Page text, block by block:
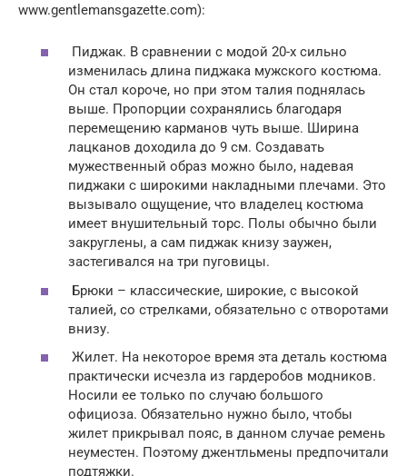
www.gentlemansgazette.com):
Пиджак. В сравнении с модой 20-х сильно
изменилась длина пиджака мужского костюма.
Он стал короче, но при этом талия поднялась
выше. Пропорции сохранялись благодаря
перемещению карманов чуть выше. Ширина
лацканов доходила до 9 см. Создавать
мужественный образ можно было, надевая
пиджаки с широкими накладными плечами. Это
вызывало ощущение, что владелец костюма
имеет внушительный торс. Полы обычно были
закруглены, а сам пиджак книзу заужен,
застегивался на три пуговицы.
Брюки – классические, широкие, с высокой
талией, со стрелками, обязательно с отворотами
внизу.
Жилет. На некоторое время эта деталь костюма
практически исчезла из гардеробов модников.
Носили ее только по случаю большого
официоза. Обязательно нужно было, чтобы
жилет прикрывал пояс, в данном случае ремень
неуместен. Поэтому джентльмены предпочитали
подтяжки.